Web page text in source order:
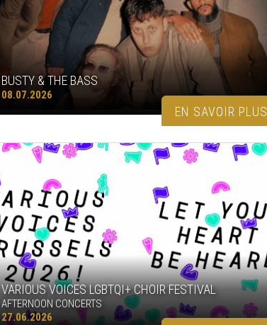
BUSTY & THE BASS
08.07.2026
EN SAVOIR PLUS
VARIOUS VOICES LGBTQI+ CHOIR FESTIVAL
AFTERNOON CONCERTS
27.06.2026